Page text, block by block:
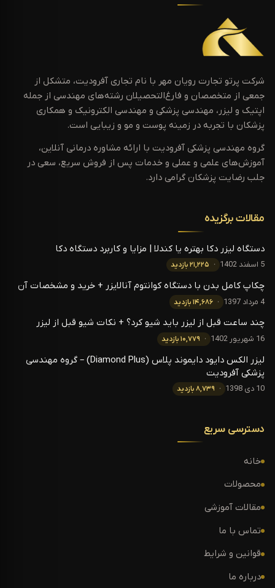
شرکت پرتو تجارت رویان مهر با نام تجاری آفرودیت، متشکل از
جمعی از متخصصان و فارغ‌التحصیلان رشته‌های مهندسی از جمله
اپتیک و لیزر، مهندسی پزشکی و مهندسی الکترونیک و همکاری
پزشکان با تجربه در زمینه پوست و مو و زیبایی است.
گروه مهندسی پزشکی آفرودیت با ارائه مشاوره درمانی آنلاین،
آموزش‌های علمی و عملی و خدمات پس از فروش سریع، سعی در
جلب رضایت پزشکان گرامی دارد.
مقالات برگزیده
دستگاه لیزر دکا بهتره یا کندلا | مزایا و کاربرد دستگاه دکا
5 اسفند 1402 ۲۱,۲۲۵ بازدید
چکاپ کامل بدن با دستگاه کوانتوم آنالایزر + خرید و مشخصات آن
4 مرداد 1397 ۱۴,۶۸۶ بازدید
چند ساعت قبل از لیزر باید شیو کرد؟ + نکات شیو قبل از لیزر
16 شهریور 1402 ۱۰,۷۷۹ بازدید
لیزر الکس دایود دایموند پلاس (Diamond Plus) – گروه مهندسی
پزشکی آفرودیت
10 دی 1398 ۸,۷۳۹ بازدید
دسترسی سریع
خانه
محصولات
مقالات آموزشی
تماس با ما
قوانین و شرایط
درباره ما